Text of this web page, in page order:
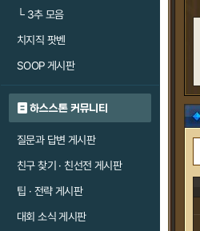
└3추 모음
치지직 팟벤
SOOP 게시판
하스스톤 커뮤니티
질문과 답변 게시판
친구 찾기 · 친선전 게시판
팁 · 전략 게시판
대회 소식 게시판